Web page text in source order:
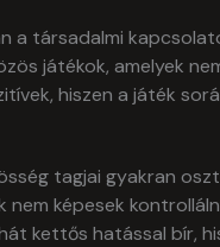
a társadalmi
játékok, amelyek
hiszen a játék
tagjai gyakran
nem képesek
kettős hatással bír,